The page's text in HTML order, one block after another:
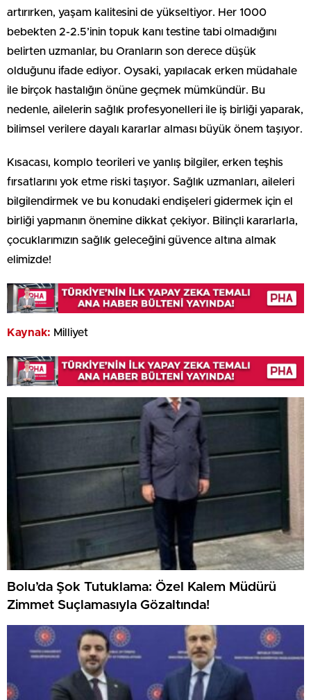
artırırken, yaşam kalitesini de yükseltiyor. Her 1000
bebekten 2-2.5’inin topuk kanı testine tabi olmadığını
belirten uzmanlar, bu Oranların son derece düşük
olduğunu ifade ediyor. Oysaki, yapılacak erken müdahale
ile birçok hastalığın önüne geçmek mümkündür. Bu
nedenle, ailelerin sağlık profesyonelleri ile iş birliği yaparak,
bilimsel verilere dayalı kararlar alması büyük önem taşıyor.
Kısacası, komplo teorileri ve yanlış bilgiler, erken teşhis
fırsatlarını yok etme riski taşıyor. Sağlık uzmanları, aileleri
bilgilendirmek ve bu konudaki endişeleri gidermek için el
birliği yapmanın önemine dikkat çekiyor. Bilinçli kararlarla,
çocuklarımızın sağlık geleceğini güvence altına almak
elimizde!
Kaynak: Milliyet
Bolu’da Şok Tutuklama: Özel Kalem Müdürü
Zimmet Suçlamasıyla Gözaltında!